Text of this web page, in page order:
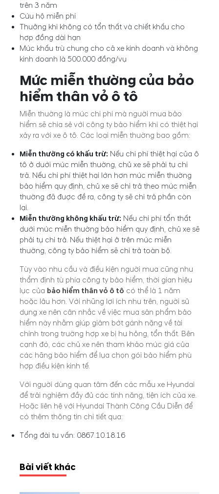
trên 3 năm
Cứu hộ miễn phí
Thưởng khi không có tổn thất và chiết khấu cho
hợp đồng dài hạn
Mức khấu trừ chung cho cả xe kinh doanh và không
kinh doanh là 500.000 đồng/vụ
Mức miễn thường của bảo
hiểm thân vỏ ô tô
Miễn thường là mức chi phí mà người mua bảo
hiểm sẽ chia sẻ với công ty bảo hiểm khi có thiệt hại
xảy ra với xe ô tô. Các loại miễn thường bao gồm:
Miễn thường có khấu trừ: Nếu chi phí thiệt hại của ô
tô ở dưới mức miễn thường, chủ xe sẽ phải tự chi
trả. Nếu chi phí thiệt hại lớn hơn mức miễn thường
bảo hiểm quy định, chủ xe sẽ chi trả theo mức miễn
thường đã được đề ra, công ty sẽ chi trả phần còn
lại.
Miễn thường không khấu trừ: Nếu chi phí tổn thất
dưới mức miễn thường bảo hiểm quy định, chủ xe sẽ
phải tự chi trả. Nếu thiệt hại ở trên mức miễn
thường, công ty bảo hiểm sẽ chi trả toàn bộ.
Tùy vào nhu cầu và điều kiện người mua cũng như
thẩm định từ phía công ty bảo hiểm, thời gian hiệu
lực của bảo hiểm thân vỏ ô tô có thể là 1 năm
hoặc lâu hơn. Với những lợi ích như trên, người sử
dụng xe nên cân nhắc về việc mua sản phẩm bảo
hiểm này nhằm giúp giảm bớt gánh nặng về tài
chính trong trường hợp xe bị hư hỏng, tổn thất. Bên
cạnh đó, các chủ xe nên tham khảo mức giá của
các hãng bảo hiểm để lựa chọn gói bảo hiểm phù
hợp điều kiện kinh tế.
Với người dùng quan tâm đến các mẫu xe Hyundai
để trải nghiệm đầy đủ các tính năng, tiện ích của xe.
Hoặc liên hệ với Hyundai Thành Công Cầu Diễn để
có thêm thông tin chi tiết qua:
Tổng đài tư vấn: 0867.10.18.16
Bài viết khác